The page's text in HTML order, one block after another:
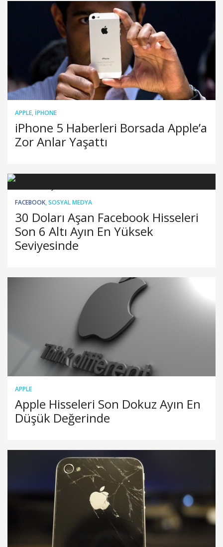
APPLE, IPHONE
iPhone 5 Haberleri Borsada Apple’a
Zor Anlar Yaşattı
FACEBOOK,SOSYAL MEDYA
30 Doları Aşan Facebook Hisseleri
Son 6 Altı Ayın En Yüksek
Seviyesinde
APPLE
Apple Hisseleri Son Dokuz Ayın En
Düşük Değerinde